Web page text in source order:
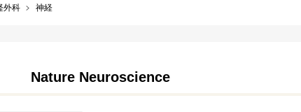
外科 神経
Nature Neuroscience